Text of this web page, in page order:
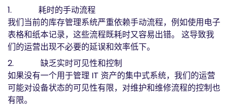
1. 耗时的手动流程
我们当前的库存管理系统严重依赖手动流程，例如使用电子
表格和纸本记录，这些流程既耗时又容易出错。 这导致我
们的运营出现不必要的延误和效率低下。
2. 缺乏实时可见性和控制
如果没有一个用于管理 IT 资产的集中式系统，我们的运营
可能对设备状态的可见性有限，对维护和维修流程的控制也
有限。